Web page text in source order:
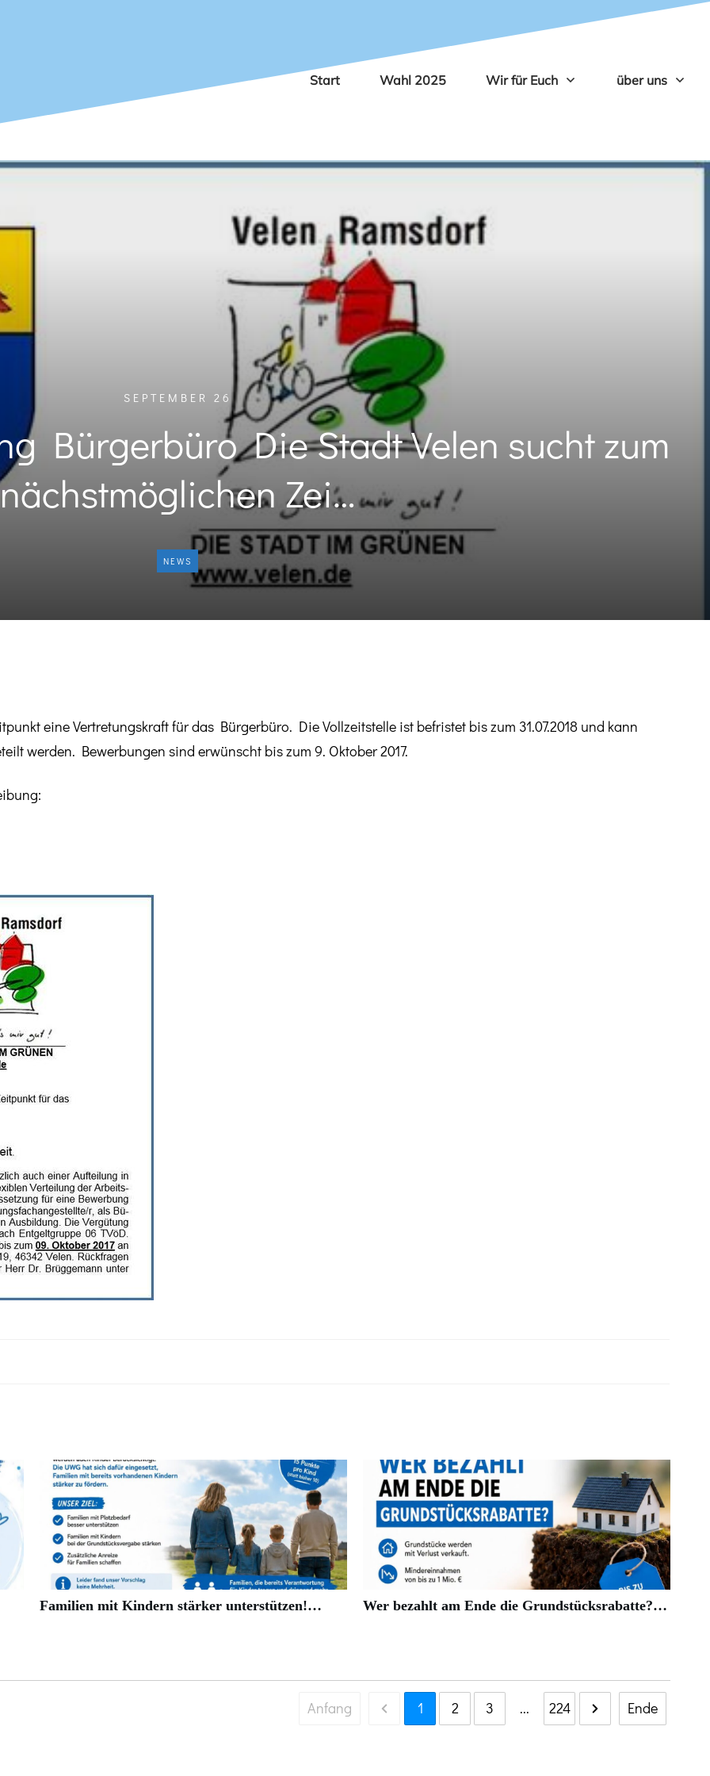
Start Wahl 2025 Wir für Euch über uns
SEPTEMBER 26
Bürgerbüro Die Stadt Velen sucht zum
nächstmöglichen Zei…
NEWS
eine Vertretungskraft für das Bürgerbüro. Die Vollzeitstelle ist befristet bis zum 31.07.2018 und kann
werden. Bewerbungen sind erwünscht bis zum 9. Oktober 2017.
Familien mit Kindern stärker unterstützen!… Wer bezahlt am Ende die Grundstücksrabatte?…
Anfang 1 2 3 ... 224 Ende